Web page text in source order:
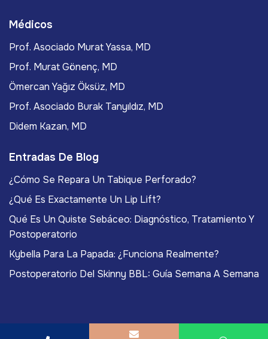
Médicos
Prof. Asociado Murat Yassa, MD
Prof. Murat Gönenç, MD
Ömercan Yağız Öksüz, MD
Prof. Asociado Burak Tanyıldız, MD
Didem Kazan, MD
Entradas De Blog
¿Cómo Se Repara Un Tabique Perforado?
¿Qué Es Exactamente Un Lip Lift?
Qué Es Un Quiste Sebáceo: Diagnóstico, Tratamiento Y
Postoperatorio
Kybella Para La Papada: ¿Funciona Realmente?
Postoperatorio Del Skinny BBL: Guía Semana A Semana